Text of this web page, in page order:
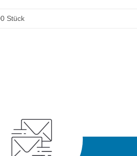
Stück